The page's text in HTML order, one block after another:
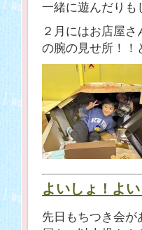
一緒に遊んだりも
２月にはお店屋
の腕の見せ所！！
よいしょ！よい
先日もちつき会が